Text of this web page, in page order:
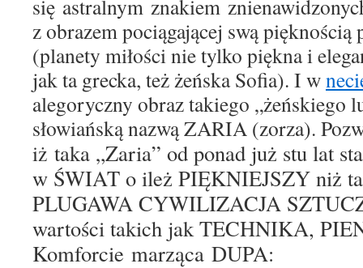
się astralnym znakiem
z obrazem pociągającej swą
(planety miłości nie tylko piękna i
jak tagrecka, też żeńskaSofia). I w
alegoryczny obraztakiego „żeńskiego
słowiańską nazwą ZARIA (zorza).
iż taka „Zaria” od ponad już stu lat
w ŚWIAT o ileż PIĘKNIEJSZY niż
PLUGAWA CYWILIZACJA
wartości takich jak TECHNIKA,
Komforcie marząca DUPA: